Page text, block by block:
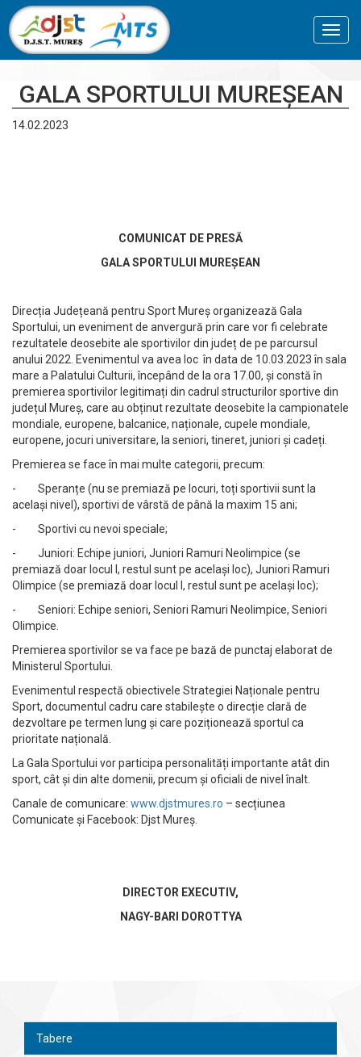
GALA SPORTULUI MUREȘEAN
14.02.2023
COMUNICAT DE PRESĂ
GALA SPORTULUI MUREȘEAN
Direcția Județeană pentru Sport Mureș organizează Gala
Sportului, un eveniment de anvergură prin care vor fi celebrate
rezultatele deosebite ale sportivilor din județ de pe parcursul
anului 2022. Evenimentul va avea loc în data de 10.03.2023 în sala
mare a Palatului Culturii, începând de la ora 17.00, și constă în
premierea sportivilor legitimați din cadrul structurilor sportive din
județul Mureș, care au obținut rezultate deosebite la campionatele
mondiale, europene, balcanice, naționale, cupele mondiale,
europene, jocuri universitare, la seniori, tineret, juniori și cadeți.
Premierea se face în mai multe categorii, precum:
- Speranțe (nu se premiază pe locuri, toți sportivii sunt la
același nivel), sportivi de vârstă de până la maxim 15 ani;
- Sportivi cu nevoi speciale;
- Juniori: Echipe juniori, Juniori Ramuri Neolimpice (se
premiază doar locul I, restul sunt pe același loc), Juniori Ramuri
Olimpice (se premiază doar locul I, restul sunt pe același loc);
- Seniori: Echipe seniori, Seniori Ramuri Neolimpice, Seniori
Olimpice.
Premierea sportivilor se va face pe bază de punctaj elaborat de
Ministerul Sportului.
Evenimentul respectă obiectivele Strategiei Naționale pentru
Sport, documentul cadru care stabilește o direcție clară de
dezvoltare pe termen lung și care poziționează sportul ca
prioritate națională.
La Gala Sportului vor participa personalități importante atât din
sport, cât și din alte domenii, precum și oficiali de nivel înalt.
Canale de comunicare: www.djstmures.ro – secțiunea
Comunicate și Facebook: Djst Mureș.
DIRECTOR EXECUTIV,
NAGY-BARI DOROTTYA
Tabere